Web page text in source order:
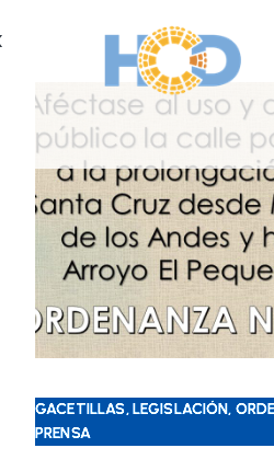
GACETILLAS, LEGISLACIÓN,
PRENSA